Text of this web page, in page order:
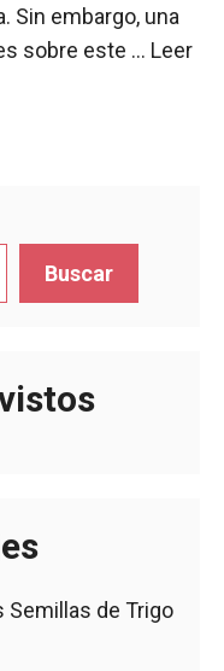
Sin embargo, una
sobre este … Leer
Buscar
Semillas de Trigo